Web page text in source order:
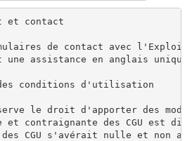
contact
de contact avec
assistance en anglais
conditions d'utilisation
le droit d'apporter des
et contraignante des CGU est
CGU s'avérait nulle et non